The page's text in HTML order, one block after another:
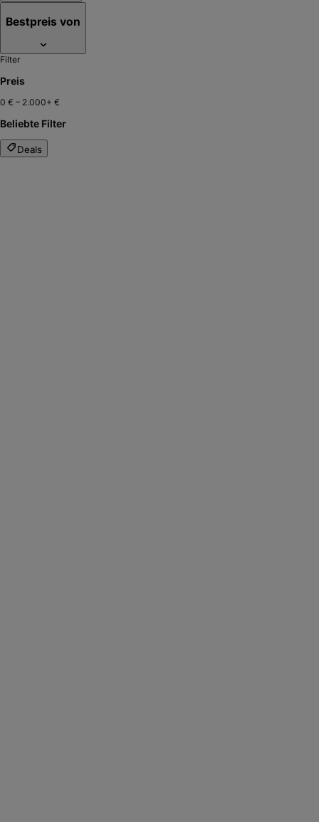
Bestpreis von
Filter
Preis
0 € – 2.000+ €
Beliebte Filter
Deals